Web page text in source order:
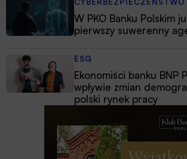
W PKO Banku Polskim
pierwszy suwerenny
ESG
Ekonomiści banku BNP
wpływie zmian
polski rynek pracy